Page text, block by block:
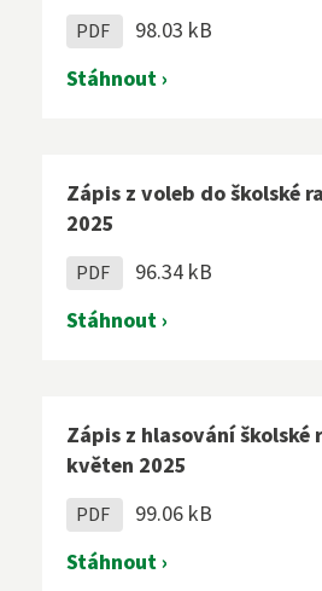
PDF
98.03 kB
Stáhnout ›
Zápis z voleb do školské
2025
PDF
96.34 kB
Stáhnout ›
Zápis z hlasování školské
květen 2025
PDF
99.06 kB
Stáhnout ›